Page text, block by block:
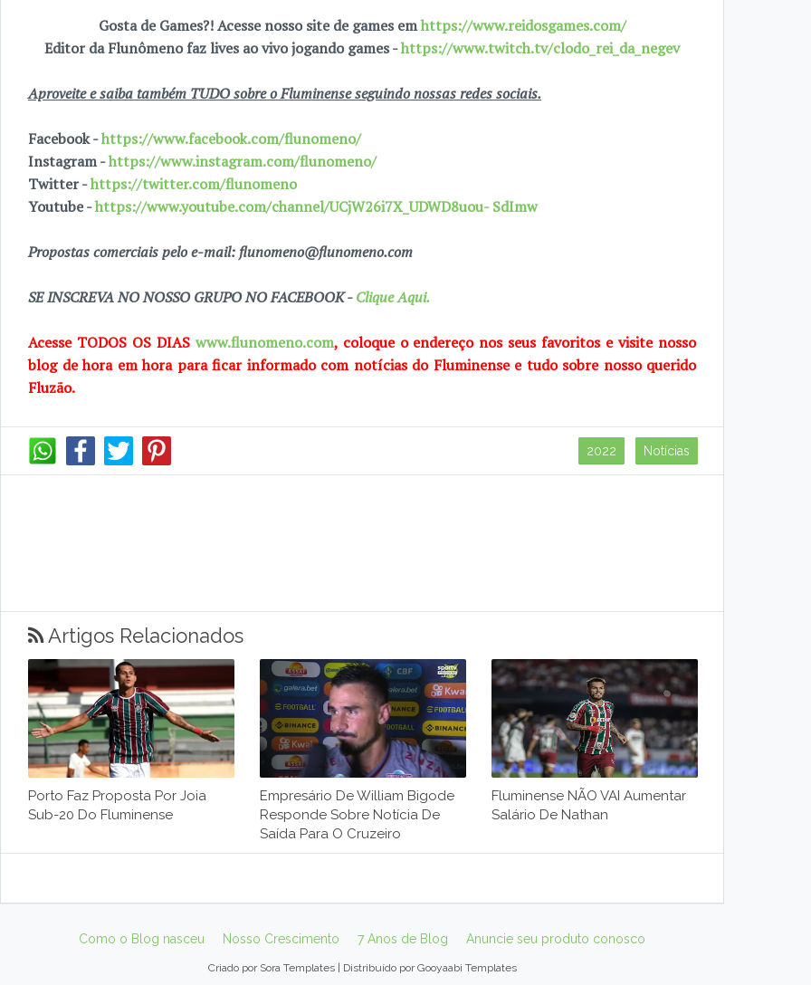
Gosta de Games?! Acesse nosso site de games emhttps://www.reidosgames.com/
Editor da Flunômeno faz lives ao vivo jogando games -https://www.twitch.tv/clodo_rei_da_negev
Aproveite e saiba também TUDO sobre o Fluminense seguindo nossas redes sociais.
Facebook -https://www.facebook.com/flunomeno/
Instagram -https://www.instagram.com/flunomeno/
Twitter -https://twitter.com/flunomeno
Youtube -https://www.youtube.com/channel/UCjW26i7X_UDWD8uou- SdImw
Propostas comerciais pelo e-mail: flunomeno@flunomeno.com
SE INSCREVA NO NOSSO GRUPO NO FACEBOOK -Clique Aqui.
Acesse TODOS OS DIAS www.flunomeno.com, coloque o endereço nos seus favoritos e visite nosso
blog dehora em hora para ficar informado com notícias do Fluminense e tudo sobre nosso querido
Fluzão.
2022 Notícias
Artigos Relacionados
Porto Faz Proposta Por Joia
Sub-20 Do Fluminense
Empresário De William Bigode
Responde Sobre Notícia De
Saída Para O Cruzeiro
Fluminense NÃO VAI Aumentar
Salário De Nathan
Como o Blog nasceu Nosso Crescimento 7 Anos de Blog Anuncie seu produto conosco
Criado por Sora Templates| Distribuído porGooyaabi Templates